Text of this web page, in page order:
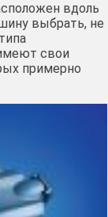
вдоль
выбрать, не
свои
примерно